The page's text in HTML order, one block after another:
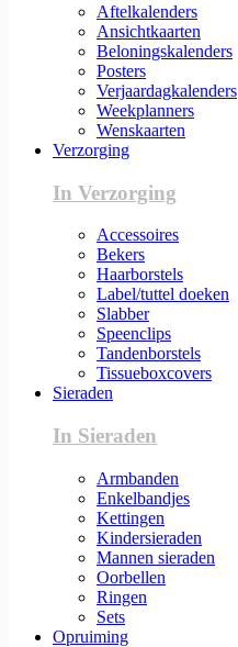
Aftelkalenders
Ansichtkaarten
Beloningskalenders
Posters
Verjaardagkalenders
Weekplanners
Wenskaarten
Verzorging
In Verzorging
Accessoires
Bekers
Haarborstels
Label/tuttel doeken
Slabber
Speenclips
Tandenborstels
Tissueboxcovers
Sieraden
In Sieraden
Armbanden
Enkelbandjes
Kettingen
Kindersieraden
Mannen sieraden
Oorbellen
Ringen
Sets
Opruiming